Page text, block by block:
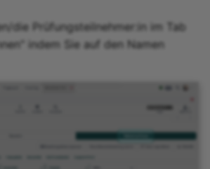
die Prüfungsteilnehmer:in im Tab
indem Sie auf den Namen